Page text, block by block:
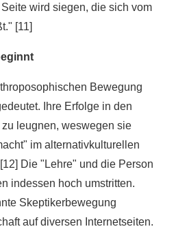
wird siegen, die sich vom
[11]
Bewegung
Ihre Erfolge in den
leugnen, weswegen sie
im alternativkulturellen
Die "Lehre" und die Person
indessen hoch umstritten.
Skeptikerbewegung
auf diversen Internetseiten.